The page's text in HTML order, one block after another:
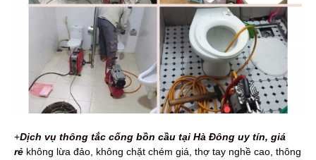
+Dịch vụ thông tắc cống bồn cầu tại Hà Đông uy tín, giá
rẻ không lừa đảo, không chặt chém giá, thợ tay nghề cao, thông